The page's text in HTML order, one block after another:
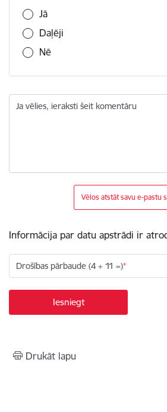
Jā
Daļēji
Nē
Ja vēlies, ieraksti šeit komentāru
Vēlos atstāt savu e-pastu
Informācija par datu apstrādi ir
Drošības pārbaude (4 + 11 =)
Drukāt lapu